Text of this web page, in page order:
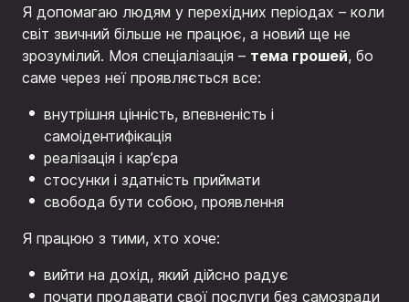
Я допомагаю людям у перехідних періодах – коли
світ звичний більше не працює, а новий ще не
зрозумілий. Моя спеціалізація – тема грошей, бо
саме через неї проявляється все:
внутрішня цінність, впевненість і
самоідентифікація
реалізація і кар’єра
стосунки і здатність приймати
свобода бути собою, проявлення
Я працюю з тими, хто хоче:
вийти на дохід, який дійсно радує
почати продавати свої послуги без самозради